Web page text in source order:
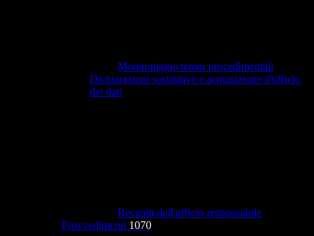
Monitoraggio tempi procedimentali
Dichiarazioni sostitutive e acquisizione d'ufficio
dei dati
Recapiti dell'ufficio responsabile
Provvedimenti 1070